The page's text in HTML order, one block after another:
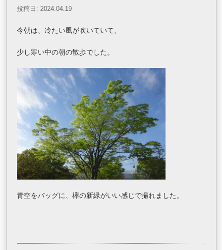
投稿日: 2024.04.19
今朝は、冷たい風が吹いていて、
少し寒い中の朝の散歩でした。
青空をバッグに、欅の新緑がいい感じで撮れました。